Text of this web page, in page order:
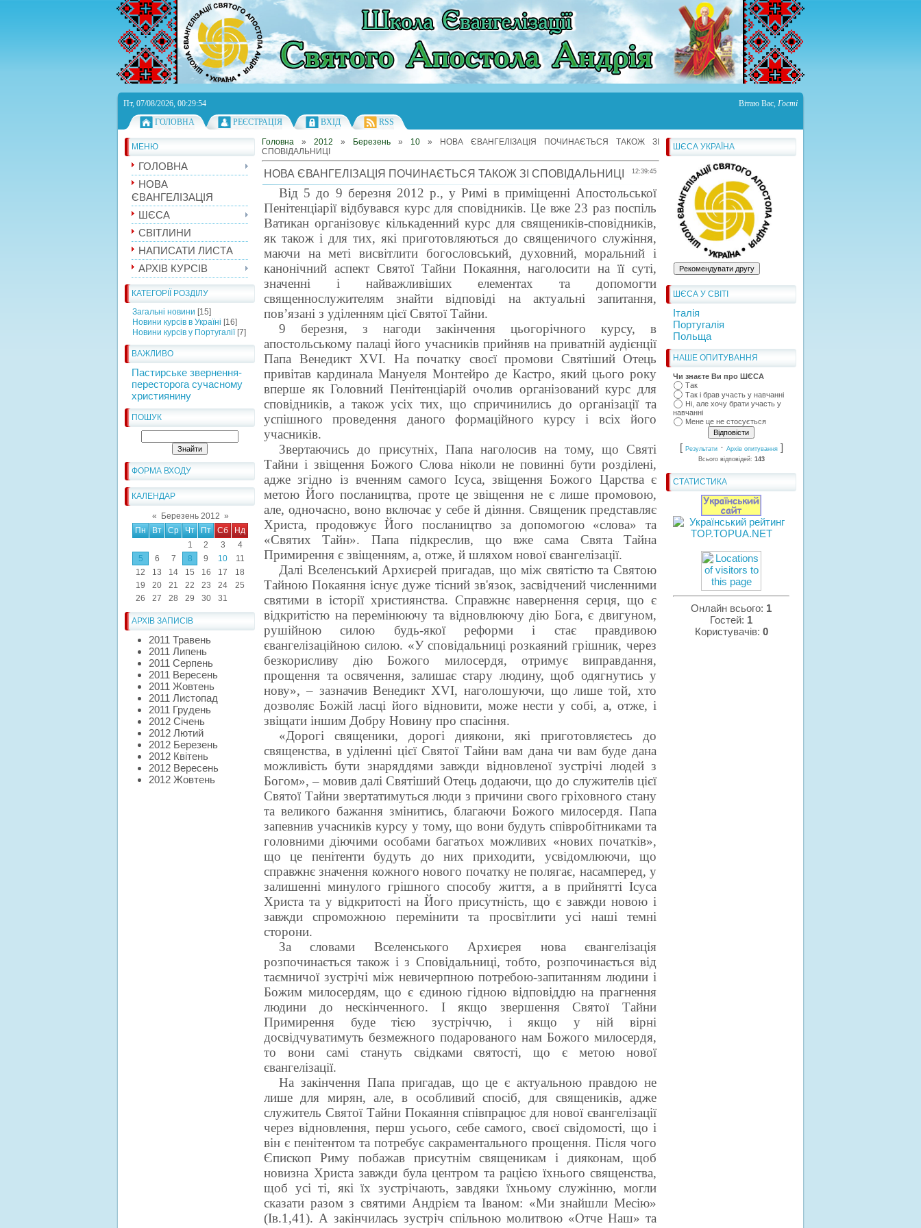
Пт, 07/08/2026, 00:29:54 Вітаю Вас, Гості
ГОЛОВНА
РЕЄСТРАЦІЯ ВХІД RSS
МЕНЮ
ГОЛОВНА
НОВА
ЄВАНГЕЛІЗАЦІЯ
ШЄСА
СВІТЛИНИ
НАПИСАТИ ЛИСТА
АРХІВ КУРСІВ
КАТЕГОРІЇ РОЗДІЛУ
Загальні новини [15]
Новини курсів в Україні [16]
Новини курсів у Португалії [7]
ВАЖЛИВО
Пастирське звернення-
пересторога сучасному
християнину
ПОШУК
ФОРМА ВХОДУ
КАЛЕНДАР
« Березень 2012 »
Пн
Вт Ср Чт Пт Сб
Нд
1
2 3
4
5
6 7 8 9 10
11
12
13 14 15 16 17
18
19
20 21 22 23 24
25
26
27 28 29 30 31
АРХІВ ЗАПИСІВ
2011 Травень
2011 Липень
2011 Серпень
2011 Вересень
2011 Жовтень
2011 Листопад
2011 Грудень
2012 Січень
2012 Лютий
2012 Березень
2012 Квітень
2012 Вересень
2012 Жовтень
ШЄСА УКРАЇНА
ШЄСА У СВІТІ
Італія
Португалія
Польща
НАШЕ ОПИТУВАННЯ
Чи знаєте Ви про ШЄСА
Так
Так і брав участь у навчанні
Ні, але хочу брати участь у
навчанні
Мене це не стосується
[ Результати· Архів опитування]
Всього відповідей: 143
СТАТИСТИКА
Онлайн всього: 1
Гостей: 1
Користувачів: 0
Головна » 2012 » Березень » 10 » НОВА ЄВАНГЕЛІЗАЦІЯ ПОЧИНАЄТЬСЯ ТАКОЖ ЗІ
СПОВІДАЛЬНИЦІ
12:39:45
НОВА ЄВАНГЕЛІЗАЦІЯ ПОЧИНАЄТЬСЯ ТАКОЖ ЗІ СПОВІДАЛЬНИЦІ
Від 5 до 9 березня 2012 р., у Римі в приміщенні Апостольської
Пенітенціарії відбувався курс для сповідників. Це вже 23 раз поспіль
Ватикан організовує кількаденний курс для священиків-сповідників,
як також і для тих, які приготовляються до священичого служіння,
маючи на меті висвітлити богословський, духовний, моральний і
канонічний аспект Святої Тайни Покаяння, наголосити на її суті,
значенні і найважливіших елементах та допомогти
священнослужителям знайти відповіді на актуальні запитання,
пов’язані з уділенням цієї Святої Тайни.
9 березня, з нагоди закінчення цьогорічного курсу, в
апостольському палаці його учасників прийняв на приватній аудієнції
Папа Венедикт ХVІ. На початку своєї промови Святіший Отець
привітав кардинала Мануеля Монтейро де Кастро, який цього року
вперше як Головний Пенітенціарій очолив організований курс для
сповідників, а також усіх тих, що спричинились до організації та
успішного проведення даного формаційного курсу і всіх його
учасників.
Звертаючись до присутніх, Папа наголосив на тому, що Святі
Тайни і звіщення Божого Слова ніколи не повинні бути розділені,
адже згідно із вченням самого Ісуса, звіщення Божого Царства є
метою Його послаництва, проте це звіщення не є лише промовою,
але, одночасно, воно включає у себе й діяння. Священик представляє
Христа, продовжує Його послаництво за допомогою «слова» та
«Святих Тайн». Папа підкреслив, що вже сама Свята Тайна
Примирення є звіщенням, а, отже, й шляхом нової євангелізації.
Далі Вселенський Архиєрей пригадав, що між святістю та Святою
Тайною Покаяння існує дуже тісний зв'язок, засвідчений численними
святими в історії християнства. Справжнє навернення серця, що є
відкритістю на перемінюючу та відновлюючу дію Бога, є двигуном,
рушійною силою будь-якої реформи і стає правдивою
євангелізаційною силою. «У сповідальниці розкаяний грішник, через
безкорисливу дію Божого милосердя, отримує виправдання,
прощення та освячення, залишає стару людину, щоб одягнутись у
нову», – зазначив Венедикт ХVІ, наголошуючи, що лише той, хто
дозволяє Божій ласці його відновити, може нести у собі, а, отже, і
звіщати іншим Добру Новину про спасіння.
«Дорогі священики, дорогі диякони, які приготовляєтесь до
священства, в уділенні цієї Святої Тайни вам дана чи вам буде дана
можливість бути знаряддями завжди відновленої зустрічі людей з
Богом», – мовив далі Святіший Отець додаючи, що до служителів цієї
Святої Тайни звертатимуться люди з причини свого гріховного стану
та великого бажання змінитись, благаючи Божого милосердя. Папа
запевнив учасників курсу у тому, що вони будуть співробітниками та
головними діючими особами багатьох можливих «нових початків»,
що це пенітенти будуть до них приходити, усвідомлюючи, що
справжнє значення кожного нового початку не полягає, насамперед, у
залишенні минулого грішного способу життя, а в прийнятті Ісуса
Христа та у відкритості на Його присутність, що є завжди новою і
завжди спроможною перемінити та просвітлити усі наші темні
сторони.
За словами Вселенського Архиєрея нова євангелізація
розпочинається також і з Сповідальниці, тобто, розпочинається від
таємничої зустрічі між невичерпною потребою-запитанням людини і
Божим милосердям, що є єдиною гідною відповіддю на прагнення
людини до нескінченного. І якщо звершення Святої Тайни
Примирення буде тією зустріччю, і якщо у ній вірні
досвідчуватимуть безмежного подарованого нам Божого милосердя,
то вони самі стануть свідками святості, що є метою нової
євангелізації.
На закінчення Папа пригадав, що це є актуальною правдою не
лише для мирян, але, в особливий спосіб, для священиків, адже
служитель Святої Тайни Покаяння співпрацює для нової євангелізації
через відновлення, перш усього, себе самого, своєї свідомості, що і
він є пенітентом та потребує сакраментального прощення. Після чого
Єпископ Риму побажав присутнім священикам і дияконам, щоб
новизна Христа завжди була центром та рацією їхнього священства,
щоб усі ті, які їх зустрічають, завдяки їхньому служінню, могли
сказати разом з святими Андрієм та Іваном: «Ми знайшли Месію»
(Ів.1,41). А закінчилась зустріч спільною молитвою «Отче Наш» та